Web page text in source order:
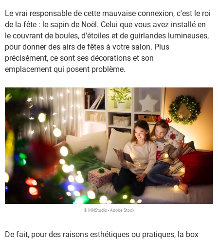
Le vrai responsable de cette mauvaise connexion, c'est le roi
de la fête : le sapin de Noël. Celui que vous avez installé en
le couvrant de boules, d'étoiles et de guirlandes lumineuses,
pour donner des airs de fêtes à votre salon. Plus
précisément, ce sont ses décorations et son
emplacement qui posent problème.
© MNStudio - Adobe Stock
De fait, pour des raisons esthétiques ou pratiques, la box